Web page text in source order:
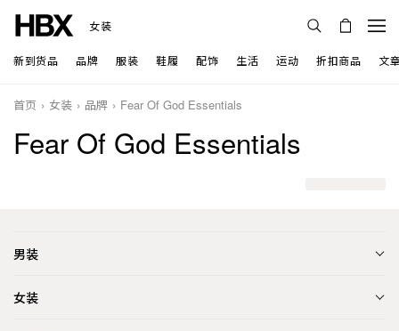
女装
新到货品 品牌 服装 鞋履 配饰 生活 运动 折扣商品 文
首页 女装 品牌 Fear Of God Essentials
Fear Of God Essentials
男装
女装